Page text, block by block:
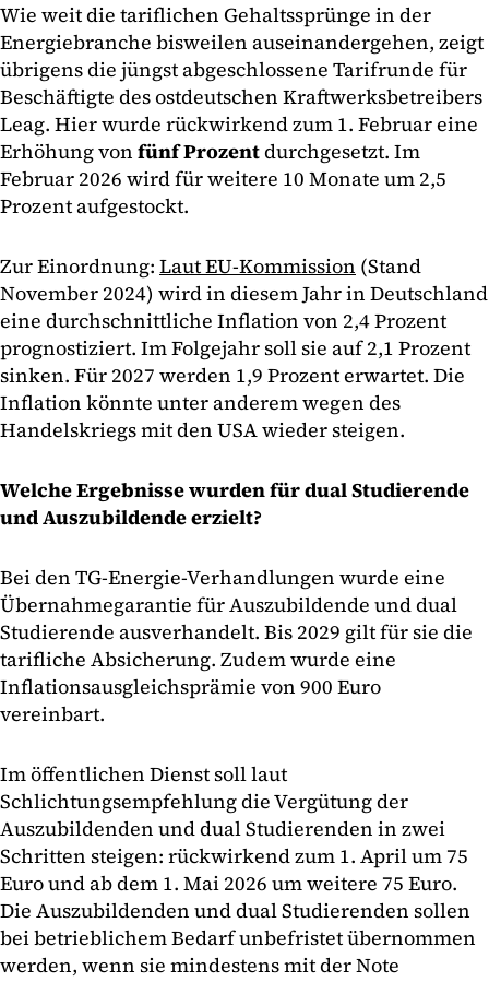
Wie weit die tariflichen Gehaltssprünge in der
Energiebranche bisweilen auseinandergehen, zeigt
übrigens die jüngst abgeschlossene Tarifrunde für
Beschäftigte des ostdeutschen Kraftwerksbetreibers
Leag. Hier wurde rückwirkend zum 1. Februar eine
Erhöhung von fünf Prozentdurchgesetzt. Im
Februar 2026 wird für weitere 10 Monate um 2,5
Prozent aufgestockt.
Zur Einordnung: Laut EU-Kommission (Stand
November 2024) wird in diesem Jahr in Deutschland
eine durchschnittliche Inflation von 2,4 Prozent
prognostiziert. Im Folgejahr soll sie auf 2,1 Prozent
sinken. Für 2027 werden 1,9 Prozent erwartet. Die
Inflation könnte unter anderem wegen des
Handelskriegs mit den USA wieder steigen.
Welche Ergebnisse wurden für dual Studierende
und Auszubildende erzielt?
Bei den TG-Energie-Verhandlungen wurde eine
Übernahmegarantie für Auszubildende und dual
Studierende ausverhandelt. Bis 2029 gilt für sie die
tarifliche Absicherung. Zudem wurde eine
Inflationsausgleichsprämie von 900 Euro
vereinbart.
Im öffentlichen Dienst soll laut
Schlichtungsempfehlung die Vergütung der
Auszubildenden und dual Studierenden in zwei
Schritten steigen: rückwirkend zum 1. April um 75
Euro und ab dem 1. Mai 2026 um weitere 75 Euro.
Die Auszubildenden und dual Studierenden sollen
bei betrieblichem Bedarf unbefristet übernommen
werden, wenn sie mindestens mit der Note